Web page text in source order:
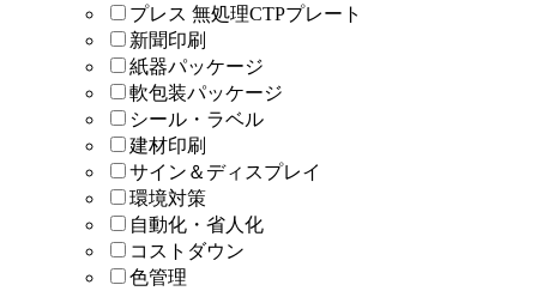
プレス 無処理CTPプレート
新聞印刷
紙器パッケージ
軟包装パッケージ
シール・ラベル
建材印刷
サイン＆ディスプレイ
環境対策
自動化・省人化
コストダウン
色管理